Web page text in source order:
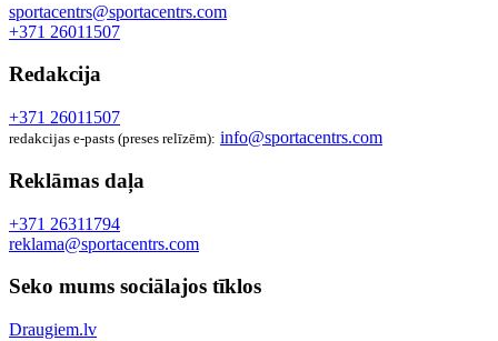
sportacentrs@sportacentrs.com
+371 26011507
Redakcija
+371 26011507
redakcijas e-pasts (preses relīzēm): info@sportacentrs.com
Reklāmas daļa
+371 26311794
reklama@sportacentrs.com
Seko mums sociālajos tīklos
Draugiem.lv